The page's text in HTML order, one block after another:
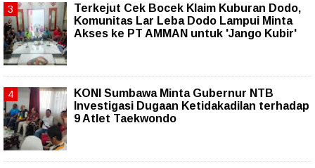
Terkejut Cek Bocek Klaim Kuburan Dodo,
Komunitas Lar Leba Dodo Lampui Minta
Akses ke PT AMMAN untuk 'Jango Kubir'
KONI Sumbawa Minta Gubernur NTB
Investigasi Dugaan Ketidakadilan terhadap
9 Atlet Taekwondo